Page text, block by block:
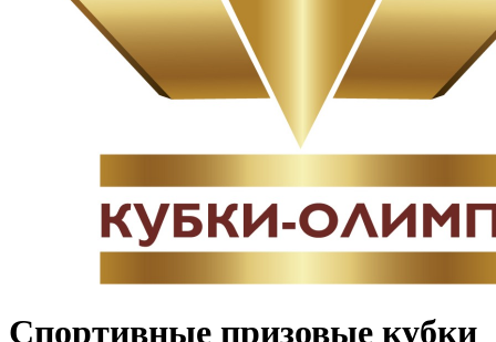
Спортивные призовые кубки